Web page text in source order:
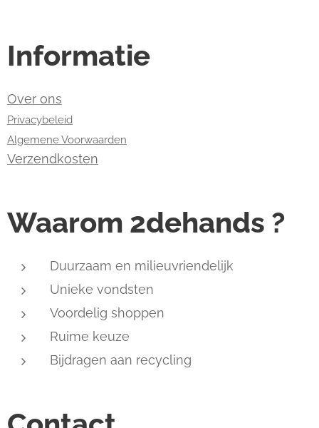
Informatie
Over ons
Privacybeleid
Algemene Voorwaarden
Verzendkosten
Waarom 2dehands ?
Duurzaam en milieuvriendelijk
Unieke vondsten
Voordelig shoppen
Ruime keuze
Bijdragen aan recycling